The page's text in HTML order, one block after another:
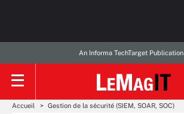
An Informa TechTarget Publication
Accueil Gestion de la sécurité (SIEM, SOAR, SOC)